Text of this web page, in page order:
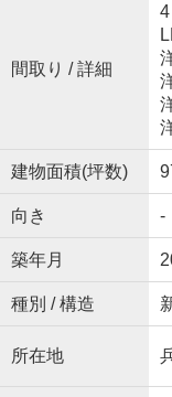
間取り / 詳細
4
建物面積(坪数)
向き -
築年月
種別 / 構造
所在地